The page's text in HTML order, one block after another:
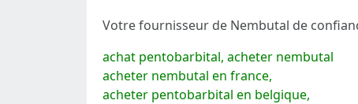
Votre fournisseur de Nembutal de
achat pentobarbital, acheter nembutal
acheter nembutal en france,
acheter pentobarbital en belgique,